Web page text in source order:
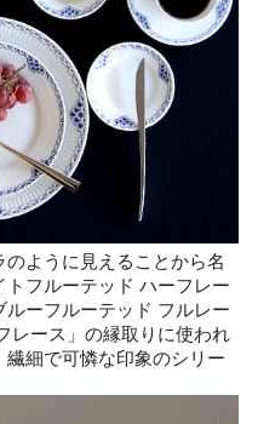
ように見えることから名
フルーテッド ハーフレー
ーフルーテッド フルレー
レース」の縁取りに使われ
細で可憐な印象のシリー